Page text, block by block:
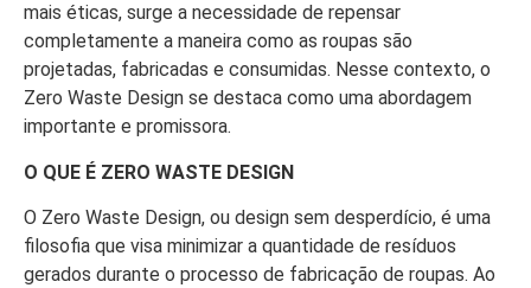
mais éticas, surge a necessidade de repensar
completamente a maneira como as roupas são
projetadas, fabricadas e consumidas. Nesse contexto, o
Zero Waste Design se destaca como uma abordagem
importante e promissora.
O QUE É ZERO WASTE DESIGN
O Zero Waste Design, ou design sem desperdício, é uma
filosofia que visa minimizar a quantidade de resíduos
gerados durante o processo de fabricação de roupas. Ao